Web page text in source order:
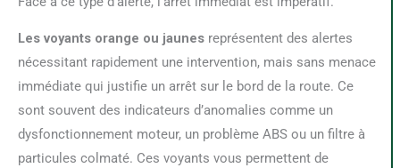
Les voyants orange ou jaunes représentent des alertes
nécessitant rapidement une intervention, mais sans menace
immédiate qui justifie un arrêt sur le bord de la route. Ce
sont souvent des indicateurs d’anomalies comme un
dysfonctionnement moteur, un problème ABS ou un filtre à
particules colmaté. Ces voyants vous permettent de